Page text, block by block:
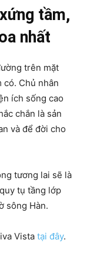
tầm,
nhất
trên mặt
có. Chủ nhân
ích sống cao
chắn là sản
và để đời cho
tương lai sẽ là
tụ tầng lớp
sông Hàn.
Vista tại đây.